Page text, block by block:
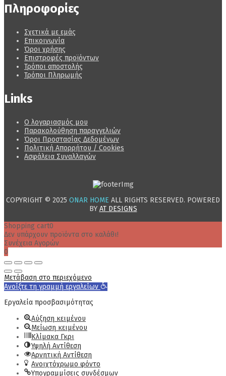
Πληροφορίες
Σχετικά με εμάς
Επικοινωνία
Όροι χρήσης
Επιστροφές προϊόντων
Τρόποι αποστολής
Τρόποι Πληρωμής
Links
Ο λογαριασμός μου
Παρακολούθηση παραγγελιών
Όροι Προστασίας Δεδομένων
Πολιτική Απορρήτου / Cookies
Ασφάλεια Συναλλαγών
COPYRIGHT © 2025 ONAR HOME ALL RIGHTS RESERVED. POWERED
BY AT DESIGNS
Shopping cart0
Δεν υπάρχουν προϊόντα στο καλάθι!
Συνέχεια Αγορών
0
Μετάβαση στο περιεχόμενο
Ανοίξτε τη γραμμή εργαλείων
Εργαλεία προσβασιμότητας
Αύξηση κειμένου
Μείωση κειμένου
Κλίμακα Γκρι
Υψηλή Αντίθεση
Αρνητική Αντίθεση
Ανοιχτόχρωμο φόντο
Υπογραμμίσεις συνδέσμων